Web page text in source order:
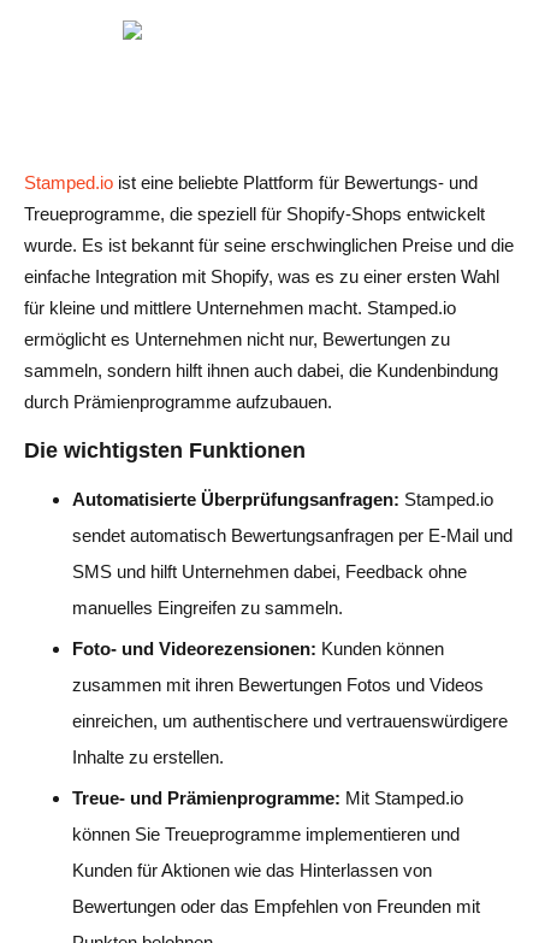
Stamped.io ist eine beliebte Plattform für Bewertungs- und
Treueprogramme, die speziell für Shopify-Shops entwickelt
wurde. Es ist bekannt für seine erschwinglichen Preise und die
einfache Integration mit Shopify, was es zu einer ersten Wahl
für kleine und mittlere Unternehmen macht. Stamped.io
ermöglicht es Unternehmen nicht nur, Bewertungen zu
sammeln, sondern hilft ihnen auch dabei, die Kundenbindung
durch Prämienprogramme aufzubauen.
Die wichtigsten Funktionen
Automatisierte Überprüfungsanfragen: Stamped.io
sendet automatisch Bewertungsanfragen per E-Mail und
SMS und hilft Unternehmen dabei, Feedback ohne
manuelles Eingreifen zu sammeln.
Foto- und Videorezensionen: Kunden können
zusammen mit ihren Bewertungen Fotos und Videos
einreichen, um authentischere und vertrauenswürdigere
Inhalte zu erstellen.
Treue- und Prämienprogramme: Mit Stamped.io
können Sie Treueprogramme implementieren und
Kunden für Aktionen wie das Hinterlassen von
Bewertungen oder das Empfehlen von Freunden mit